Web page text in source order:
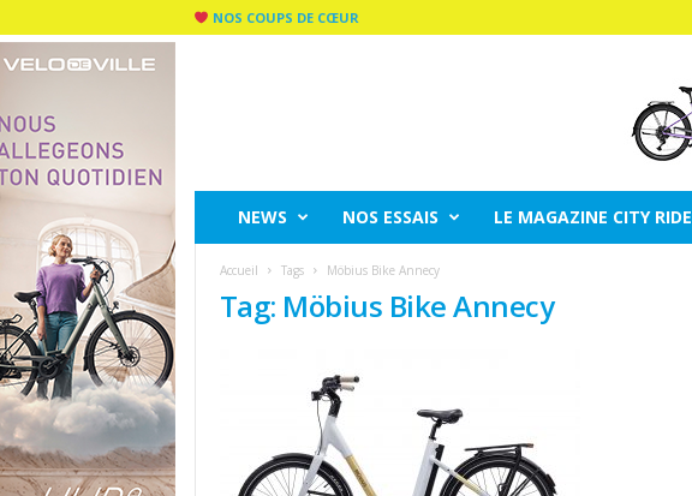
NOS COUPS DE CŒUR
NEWS NOS ESSAIS LE MAGAZINE CITY RIDE
Accueil Tags Möbius Bike Annecy
Tag: Möbius Bike Annecy